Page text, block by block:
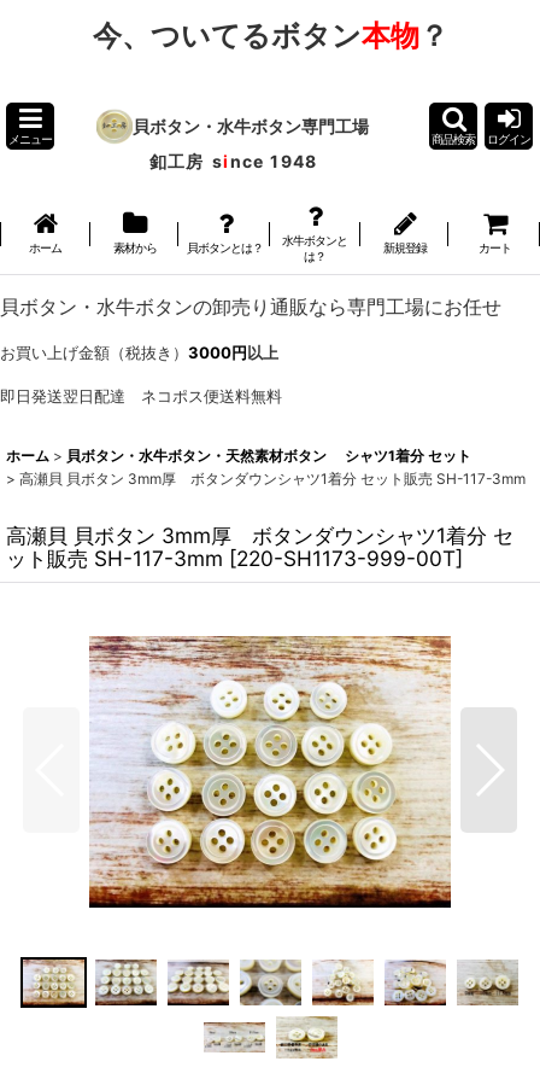
今、ついてるボタン本物？
メニュー
貝ボタン・水牛ボタン専門工場
釦工房 since 1948
商品検索 ログイン
ホーム 素材から 貝ボタンとは？
水牛ボタンと
は？
新規登録 カート
貝ボタン・水牛ボタンの卸売り通販なら専門工場にお任せ
お買い上げ金額（税抜き） 3000円以上
即日発送翌日配達 ネコポス便送料無料
ホーム > 貝ボタン・水牛ボタン・天然素材ボタン シャツ1着分 セット
> 高瀬貝 貝ボタン 3mm厚 ボタンダウンシャツ1着分 セット販売 SH-117-3mm
高瀬貝 貝ボタン 3mm厚 ボタンダウンシャツ1着分 セ
ット販売 SH-117-3mm [220-SH1173-999-00T]